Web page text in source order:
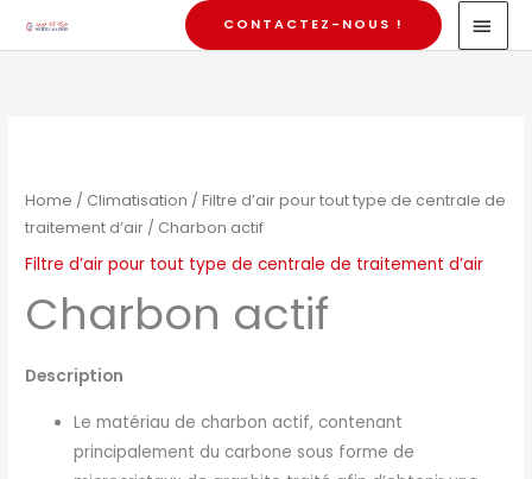
CONTACTEZ-NOUS !
Home / Climatisation /Filtre d’air pour tout type de centrale de
traitement d’air / Charbon actif
Filtre d’air pour tout type de centrale de traitement d’air
Charbon actif
Description
Le matériau de charbon actif, contenant
principalement du carbone sous forme de